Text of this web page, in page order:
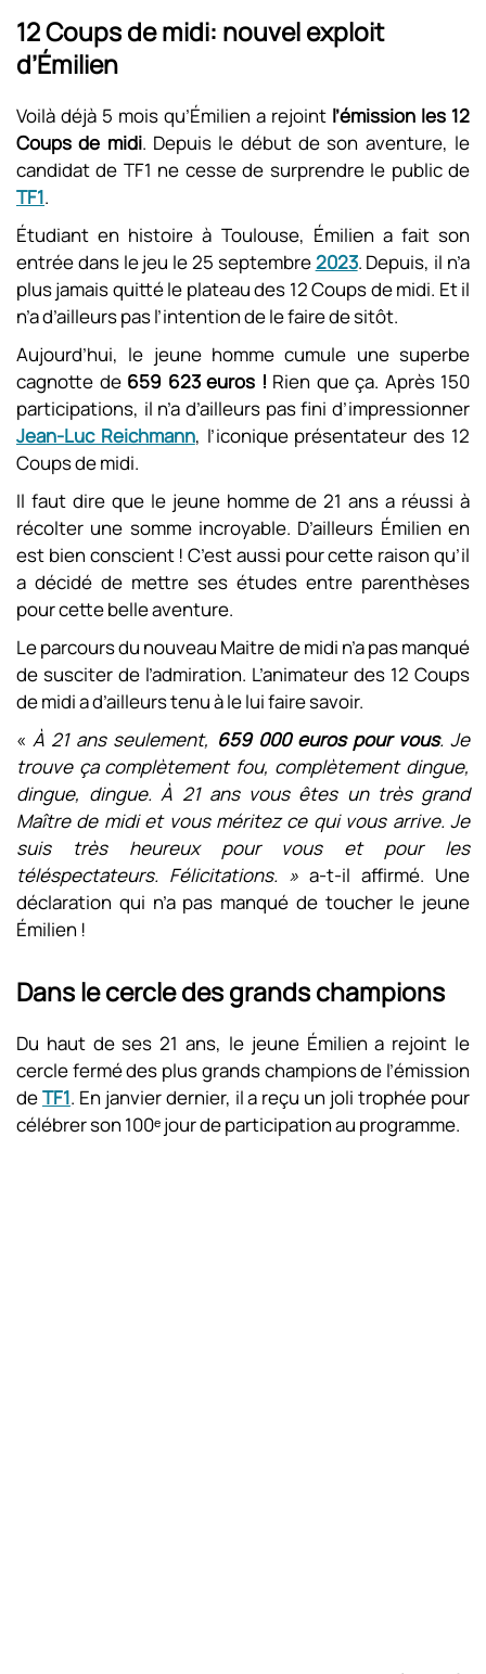
12 Coups de midi: nouvel exploit
d’Émilien
Voilà déjà 5 mois qu’Émilien a rejoint l’émission les 12
Coups de midi. Depuis le début de son aventure, le
candidat de TF1 ne cesse de surprendre le public de
TF1.
Étudiant en histoire à Toulouse, Émilien a fait son
entrée dans le jeu le 25 septembre2023. Depuis, il n’a
plus jamais quitté le plateau des 12 Coups de midi. Et il
n’a d’ailleurs pas l’intention de le faire de sitôt.
Aujourd’hui, le jeune homme cumule une superbe
cagnotte de 659 623 euros ! Rien que ça. Après 150
participations, il n’a d’ailleurs pas fini d’impressionner
Jean-Luc Reichmann, l’iconique présentateur des 12
Coups de midi.
Il faut dire que le jeune homme de 21 ans a réussi à
récolter une somme incroyable. D’ailleurs Émilien en
est bien conscient ! C’est aussi pour cette raison qu’il
a décidé de mettre ses études entre parenthèses
pour cette belle aventure.
Le parcours du nouveau Maitre de midi n’a pas manqué
de susciter de l’admiration. L’animateur des 12 Coups
de midi a d’ailleurs tenu à le lui faire savoir.
«À 21 ans seulement, 659 000 euros pour vous. Je
trouve ça complètement fou, complètement dingue,
dingue, dingue. À 21 ans vous êtes un très grand
Maître de midi et vous méritez ce qui vous arrive. Je
suis très heureux pour vous et pour les
téléspectateurs. Félicitations. » a-t-il affirmé. Une
déclaration qui n’a pas manqué de toucher le jeune
Émilien !
Dans le cercle des grands champions
Du haut de ses 21 ans, le jeune Émilien a rejoint le
cercle fermé des plus grands champions de l’émission
deTF1. En janvier dernier, il a reçu un joli trophée pour
célébrer son 100ᵉ jour de participation au programme.